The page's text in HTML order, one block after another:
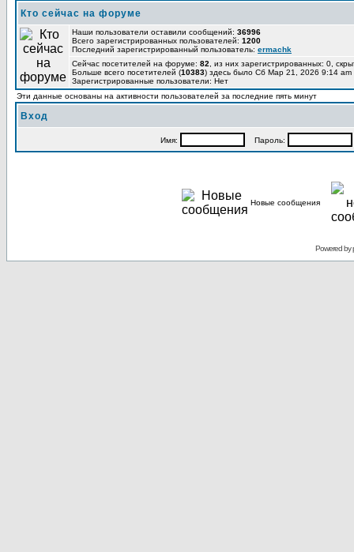
Кто сейчас на форуме
Наши пользователи оставили сообщений: 36996
Всего зарегистрированных пользователей: 1200
Последний зарегистрированный пользователь: ermachk
Сейчас посетителей на форуме: 82 , из них зарегистрированных: 0,
Больше всего посетителей (10383) здесь было Сб Мар 21, 2026 9:14 am
Зарегистрированные пользователи: Нет
Эти данные основаны на активности пользователей за последние пять минут
Вход
Имя: Пароль:
Новые сообщения
Powered by